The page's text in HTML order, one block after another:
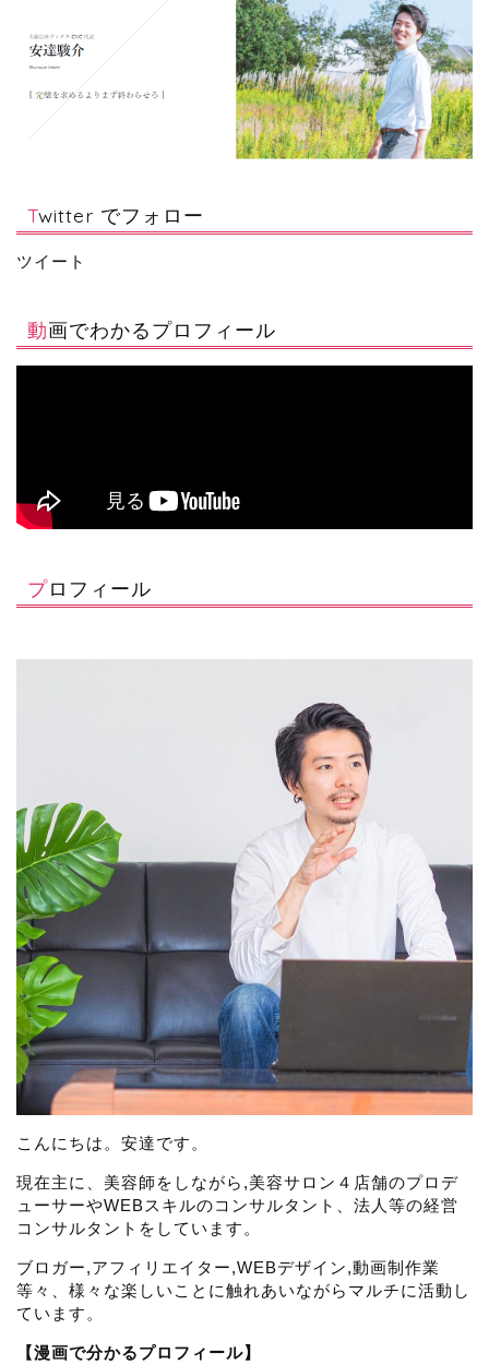
Twitter でフォロー
ツイート
動画でわかるプロフィール
プロフィール
こんにちは。安達です。
現在主に、美容師をしながら,美容サロン４店舗のプロデ
ューサーやWEBスキルのコンサルタント、法人等の経営
コンサルタントをしています。
ブロガー,アフィリエイター,WEBデザイン,動画制作業
等々、様々な楽しいことに触れあいながらマルチに活動し
ています。
【漫画で分かるプロフィール】